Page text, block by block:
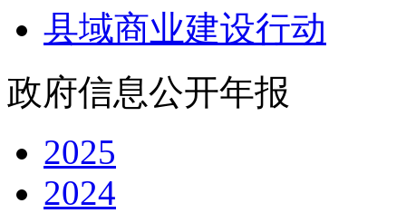
县域商业建设行动
政府信息公开年报
2025
2024